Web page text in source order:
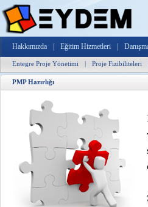
Hakkımızda Eğitim Hizmetleri
Entegre Proje Yönetimi | Proje Fizibiliteleri
PMP Hazırlığı